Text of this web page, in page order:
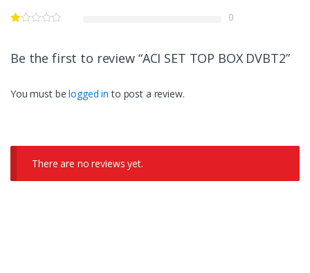
0
Be the first to review “ACI SET TOP BOX DVBT2”
You must belogged in to post a review.
There are no reviews yet.